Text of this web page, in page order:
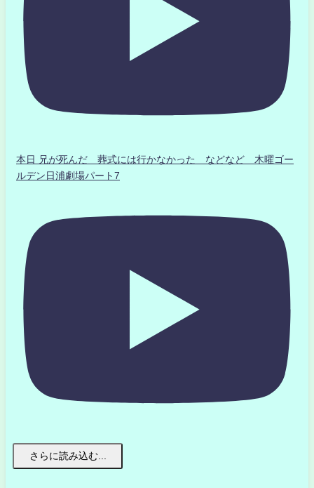
本日 兄が死んだ 葬式には行かなかった などなど 木曜ゴー
ルデン日浦劇場パート7
さらに読み込む...